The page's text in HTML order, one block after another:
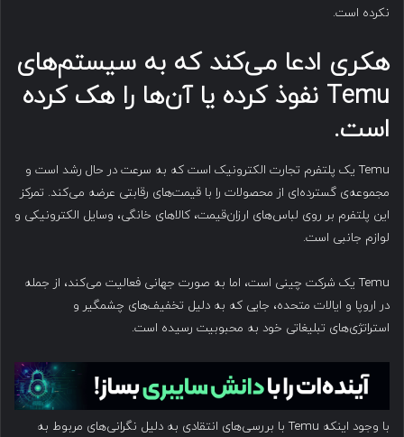
نکرده است.
هکری ادعا می‌کند که به سیستم‌های
Temu نفوذ کرده یا آن‌ها را هک کرده
است.
Temu یک پلتفرم تجارت الکترونیک است که به سرعت در حال رشد است و
مجموعه‌ی گسترده‌ای از محصولات را با قیمت‌های رقابتی عرضه می‌کند. تمرکز
این پلتفرم بر روی لباس‌های ارزان‌قیمت، کالاهای خانگی، وسایل الکترونیکی و
لوازم جانبی است.
Temu یک شرکت چینی است، اما به صورت جهانی فعالیت می‌کند، از جمله
در اروپا و ایالات متحده، جایی که به دلیل تخفیف‌های چشمگیر و
استراتژی‌های تبلیغاتی خود به محبوبیت رسیده است.
با وجود اینکه Temu با بررسی‌های انتقادی به دلیل نگرانی‌های مربوط به